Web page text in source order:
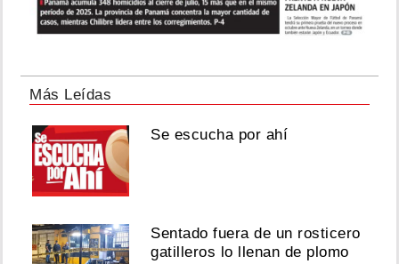
Más Leídas
Se escucha por ahí
Sentado fuera de un rosticero
gatilleros lo llenan de plomo